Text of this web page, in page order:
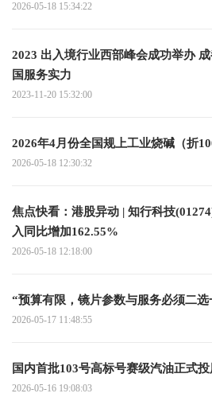
2026-05-18 15:34:22
2023 出入境行业西部峰会成功举办
国服务实力
2023-11-20 15:32:00
2026年4月份全国规上工业烧碱（折
2026-05-18 12:30:32
焦点快看：港股异动 | 知行科技
入同比增加162.55%
2026-05-18 12:18:00
“预算有限，镜片参数与服务必须二选
2026-05-17 11:48:55
国内首批103号高标号赛级汽油正式投
2026-05-16 19:08:03